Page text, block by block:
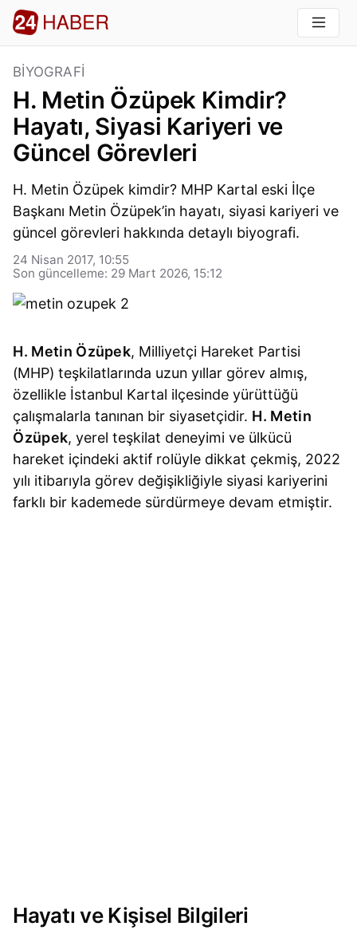
BIYOGRAFI
H. Metin Özüpek Kimdir?
Hayatı, Siyasi Kariyeri ve
Güncel Görevleri
H. Metin Özüpek kimdir? MHP Kartal eski İlçe
Başkanı Metin Özüpek’in hayatı, siyasi kariyeri ve
güncel görevleri hakkında detaylı biyografi.
24 Nisan 2017, 10:55
Son güncelleme: 29 Mart 2026, 15:12
H. Metin Özüpek, Milliyetçi Hareket Partisi
(MHP) teşkilatlarında uzun yıllar görev almış,
özellikle İstanbul Kartal ilçesinde yürüttüğü
çalışmalarla tanınan bir siyasetçidir. H. Metin
Özüpek, yerel teşkilat deneyimi ve ülkücü
hareket içindeki aktif rolüyle dikkat çekmiş, 2022
yılı itibarıyla görev değişikliğiyle siyasi kariyerini
farklı bir kademede sürdürmeye devam etmiştir.
Hayatı ve Kişisel Bilgileri